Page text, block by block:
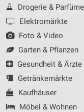
Drogerie &
Elektromärkte
Foto & Video
Garten & Pflanzen
Gesundheit & Ärzte
Getränkemärkte
Kaufhäuser
Möbel & Wohnen